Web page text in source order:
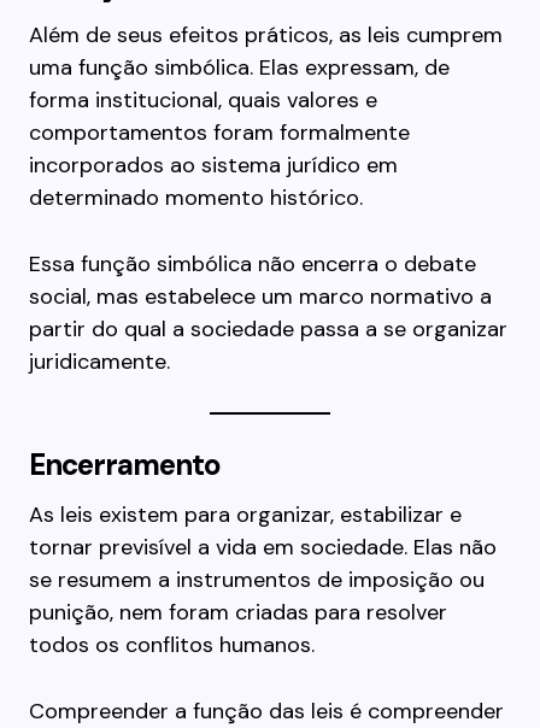
Além de seus efeitos práticos, as leis cumprem
uma função simbólica. Elas expressam, de
forma institucional, quais valores e
comportamentos foram formalmente
incorporados ao sistema jurídico em
determinado momento histórico.
Essa função simbólica não encerra o debate
social, mas estabelece um marco normativo a
partir do qual a sociedade passa a se organizar
juridicamente.
Encerramento
As leis existem para organizar, estabilizar e
tornar previsível a vida em sociedade. Elas não
se resumem a instrumentos de imposição ou
punição, nem foram criadas para resolver
todos os conflitos humanos.
Compreender a função das leis é compreender